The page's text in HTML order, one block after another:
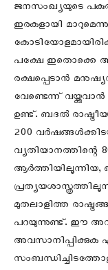
ജനസംഖ്യയുടെ
ഇരകളായി
പക്ഷേ ഇതൊക്കെ
രക്ഷപ്പെടാൻ
വേണ്ടെന്ന്
ഉണ്ട്. ബദൽ
200
വ്യതിയാനത്തിന്റെ
ആർത്തിയിലൂന്നിയ,
മുതലാളിത്ത
പറയുന്നുണ്ട്. ഈ
അവസാനിപ്പിക്കുക